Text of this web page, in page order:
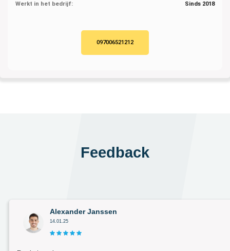
Werkt in het bedrijf: Sinds 2018
097006521212
Feedback
Alexander Janssen
14.01.25